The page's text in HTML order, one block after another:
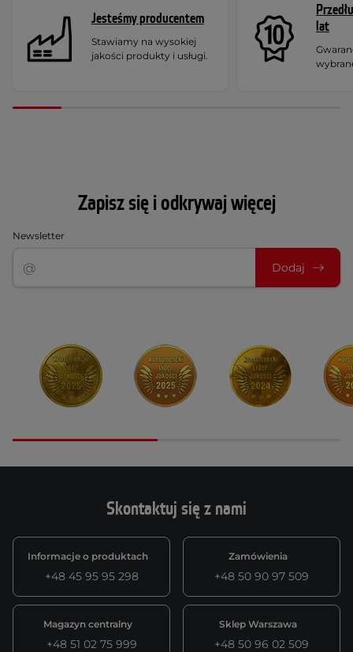
Jesteśmy producentem
Stawiamy na wysokiej
jakości produkty i usługi.
lat
Zapisz się i odkrywaj więcej
Newsletter
Dodaj
Skontaktuj się z nami
Informacje o produktach
+48 45 95 95 298
Zamówienia
+48 50 90 97 509
Magazyn centralny
+48 51 02 75 999
Sklep Warszawa
+48 50 96 02 509